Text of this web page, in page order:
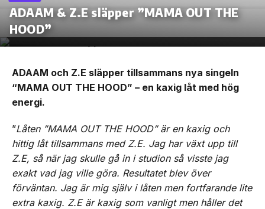
ADAAM & Z.E släpper ”MAMA OUT THE
HOOD”
ADAAM och Z.E släpper tillsammans nya singeln
“MAMA OUT THE HOOD” – en kaxig låt med hög
energi.
”Låten ”MAMA OUT THE HOOD” är en kaxig och
hittig låt tillsammans med Z.E. Jag har växt upp till
Z.E, så när jag skulle gå in i studion så visste jag
exakt vad jag ville göra. Resultatet blev över
förväntan. Jag är mig själv i låten men fortfarande lite
extra kaxig. Z.E är kaxig som vanligt men håller det